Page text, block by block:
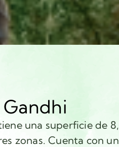
una superficie de
zonas. Cuenta con